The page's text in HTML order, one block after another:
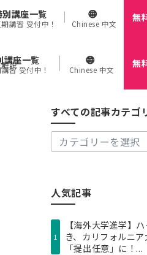
講座一覧
習 受付中！ Chinese 中文
無
別講座一覧
講習 受付中！ Chinese 中文
無
説
すべての記事カテゴ
記
事
ー
人気記事
1
【海外大学進学】
き、カリフォルニ
「提出任意」に！...